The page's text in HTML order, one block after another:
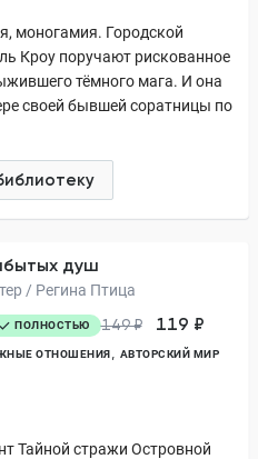
моногамия. Городской
Кроу поручают рискованное
тёмного мага. И она
своей бывшей соратницы по
душ
/ Регина Птица
ПОЛНОСТЬЮ 149 ₽ 119 ₽
ОТНОШЕНИЯ АВТОРСКИЙ МИР
Тайной стражи Островной